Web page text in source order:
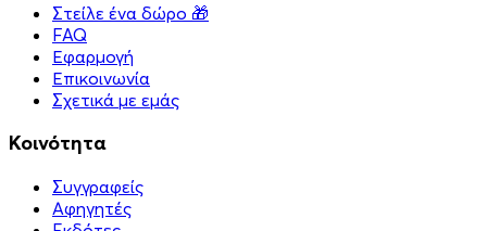
Στείλε ένα δώρο 🎁
FAQ
Εφαρμογή
Επικοινωνία
Σχετικά με εμάς
Κοινότητα
Συγγραφείς
Αφηγητές